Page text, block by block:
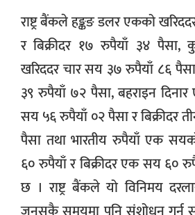
राष्ट्र बैंकले हङ्कङ डलर एकको
र बिक्रीदर १७ रुपैयाँ ३४ पैसा,
खरिददर चार सय ३७ रुपैयाँ ८६
३९ रुपैयाँ ७२ पैसा, बहराइन
सय ५६ रुपैयाँ ०२ पैसा र बिक्रीदर
पैसा तथा भारतीय रुपैयाँ एक
६० रुपैयाँ र बिक्रीदर एक सय ६०
छ । राष्ट्र बैंकले यो विनिमय